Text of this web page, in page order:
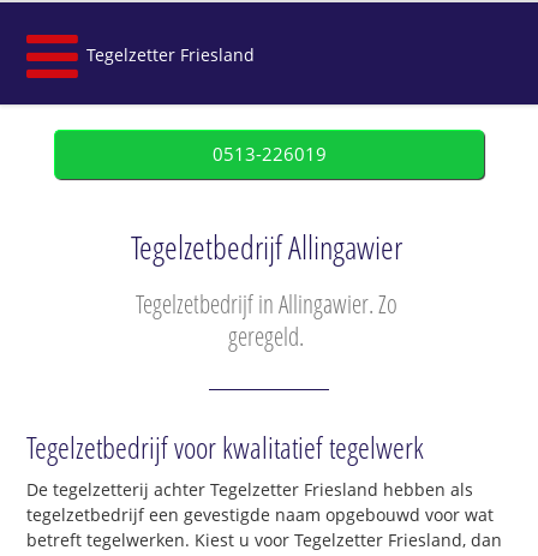
Tegelzetter Friesland
0513-226019
Tegelzetbedrijf Allingawier
Tegelzetbedrijf in Allingawier. Zo
geregeld.
Tegelzetbedrijf voor kwalitatief tegelwerk
De tegelzetterij achter Tegelzetter Friesland hebben als
tegelzetbedrijf een gevestigde naam opgebouwd voor wat
betreft tegelwerken. Kiest u voor Tegelzetter Friesland, dan